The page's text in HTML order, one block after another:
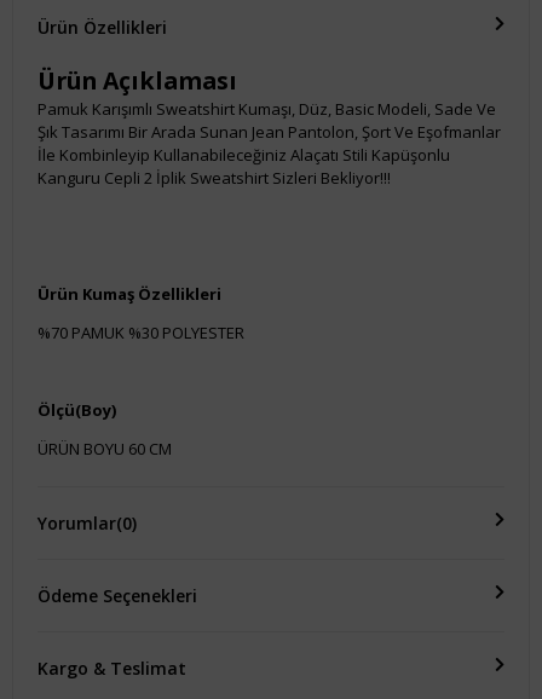
Ürün Özellikleri
Ürün Açıklaması
Pamuk Karışımlı Sweatshirt Kumaşı, Düz, Basic Modeli, Sade Ve
Şık Tasarımı Bir Arada Sunan Jean Pantolon, Şort Ve Eşofmanlar
İle Kombinleyip Kullanabileceğiniz Alaçatı Stili Kapüşonlu
Kanguru Cepli 2 İplik Sweatshirt Sizleri Bekliyor!!!
Ürün Kumaş Özellikleri
%70 PAMUK %30 POLYESTER
Ölçü(Boy)
ÜRÜN BOYU 60 CM
Yorumlar(0)
Ödeme Seçenekleri
Kargo & Teslimat